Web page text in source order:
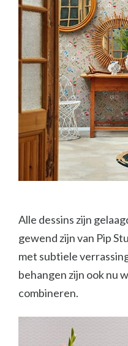
Alle dessins zijn
gewend zijn van Pip
met subtiele
behangen zijn ook nu
combineren.